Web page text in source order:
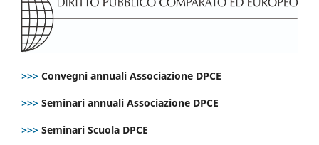
>>> Convegni annuali Associazione DPCE
>>> Seminari annuali Associazione DPCE
>>> Seminari Scuola DPCE